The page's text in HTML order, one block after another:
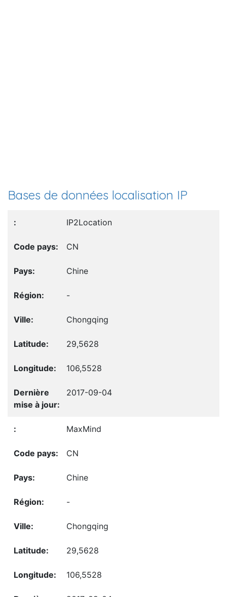
Bases de données localisation IP
IP2Location
CN
Chine
-
Chongqing
29,5628
106,5528
2017-09-04
MaxMind
CN
Chine
-
Chongqing
29,5628
106,5528